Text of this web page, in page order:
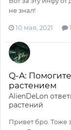
не знал!
10 мая, 2021
Q-A:
растением
AlienDeLon
растений
Привет бро. Тоже